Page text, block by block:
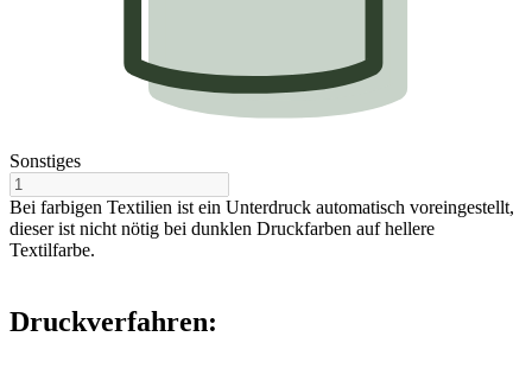
Sonstiges
Bei farbigen Textilien ist ein Unterdruck automatisch voreingestellt,
dieser ist nicht nötig bei dunklen Druckfarben auf hellere
Textilfarbe.
Druckverfahren: